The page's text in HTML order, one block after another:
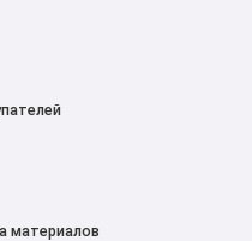
материалов